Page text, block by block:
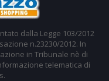
dalla Legge 103/2012
n.23230/2012. In
in Tribunale nè di
telematica di